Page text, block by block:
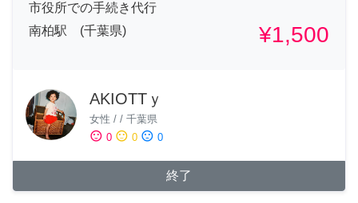
市役所での手続き代行
南柏駅 (千葉県)
¥1,500
AKIOTTｙ
女性 / / 千葉県
sentiment_satisfied 0 sentiment_neutral 0 sentiment_dissatisfied 0
終了